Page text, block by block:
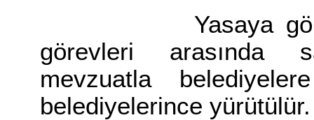
Yasaya göre,
görevleri arasında
mevzuatla
belediyelerince yürütülür.